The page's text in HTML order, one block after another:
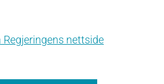
Regjeringens nettside